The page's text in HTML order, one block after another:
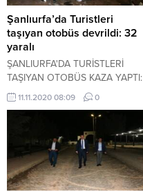
Şanlıurfa’da Turistleri
taşıyan otobüs devrildi: 32
yaralı
ŞANLIURFA'DA TURİSTLERİ
TAŞIYAN OTOBÜS KAZA YAPTI:
32 YARALI
11.11.2020 08:09 0